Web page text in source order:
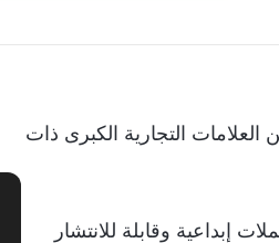
العلامات التجارية الكبرى ذات
إبداعية وقابلة للانتشار